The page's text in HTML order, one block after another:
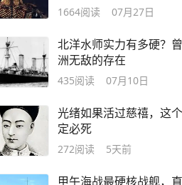
1664阅读 07月27日
北洋水师实力有多硬？
洲无敌的存在
435阅读 07月10日
光绪如果活过慈禧，这
定必死
272阅读 5天前
甲午海战最硬核战舰，